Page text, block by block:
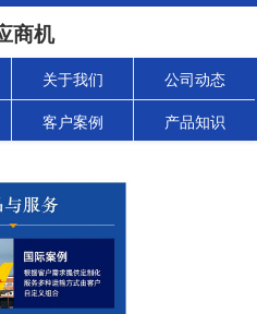
商机
关于我们 公司动态
客户案例 产品知识